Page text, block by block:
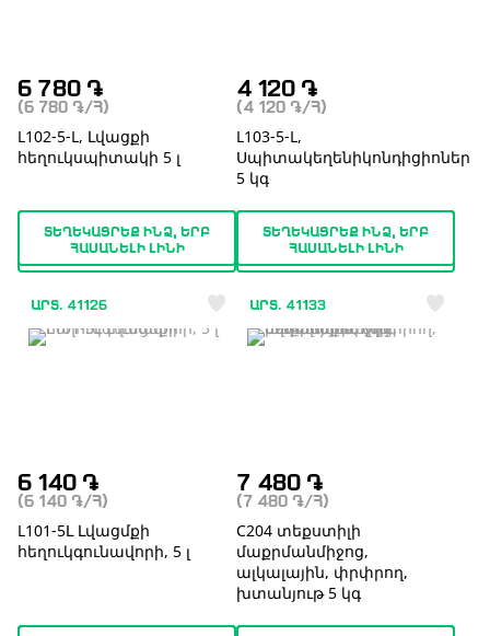
6 780 ֏
(6 780 ֏ /Հ)
L102-5-L, Լվացքի
հեղուկսպիտակի 5 լ
ՏԵՂԵԿԱՑՐԵՔ ԻՆՁ, ԵՐԲ
ՀԱՍԱՆԵԼԻ ԼԻՆԻ
4 120 ֏
(4 120 ֏ /Հ)
L103-5-L,
Սպիտակեղենիկոնդիցիոներ
5 կգ
ՏԵՂԵԿԱՑՐԵՔ ԻՆՁ, ԵՐԲ
ՀԱՍԱՆԵԼԻ ԼԻՆԻ
ԱՐՏ. 41126
6 140 ֏
(6 140 ֏ /Հ)
L101-5Լ Լվացմքի
հեղուկգունավորի, 5 լ
ԱՐՏ. 41133
7 480 ֏
(7 480 ֏ /Հ)
С204 տեքստիլի
մաքրմանմիջոց,
ալկալային, փրփրող,
խտանյութ 5 կգ